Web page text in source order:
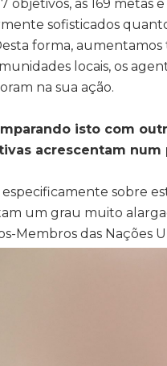
objetivos, as 169
sofisticados
forma,
locais, os
na sua ação.
isto com
acrescentam num
especificamente sobre
um grau muito
Membros das Nações